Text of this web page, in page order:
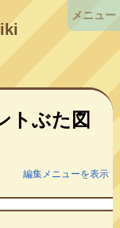
トぶた図
編集メニューを表示
メニュー